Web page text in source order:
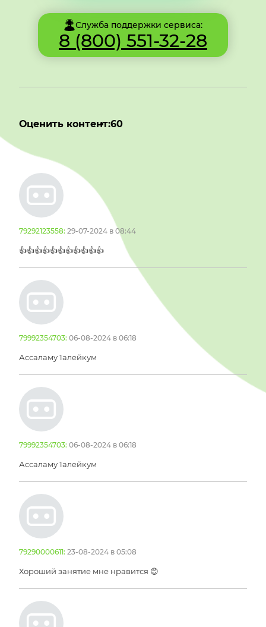
Служба поддержки сервиса:
8 (800) 551-32-28
Оценить контент:60
79292123558: 29-07-2024 в 08:44
👍👍👍👍👍👍👍👍👍👍👍
79992354703: 06-08-2024 в 06:18
Ассаламу 1алейкум
79992354703: 06-08-2024 в 06:18
Ассаламу 1алейкум
79290000611: 23-08-2024 в 05:08
Хороший занятие мне нравится 😊